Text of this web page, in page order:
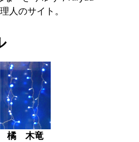
人のサイト。
橘 木竜